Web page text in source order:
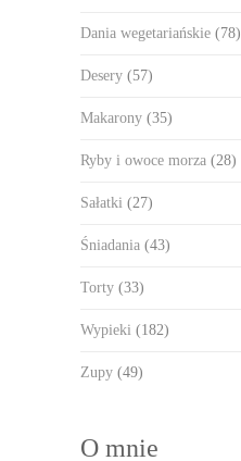
Dania wegetariańskie (78)
Desery (57)
Makarony (35)
Ryby i owoce morza (28)
Sałatki (27)
Śniadania (43)
Torty (33)
Wypieki (182)
Zupy (49)
O mnie